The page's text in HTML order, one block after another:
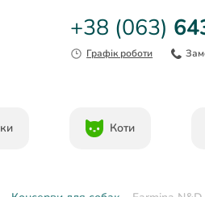
+38 (063)
Графік роботи
Коти